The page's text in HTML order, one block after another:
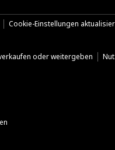
Cookie-Einstellungen
oder weitergeben